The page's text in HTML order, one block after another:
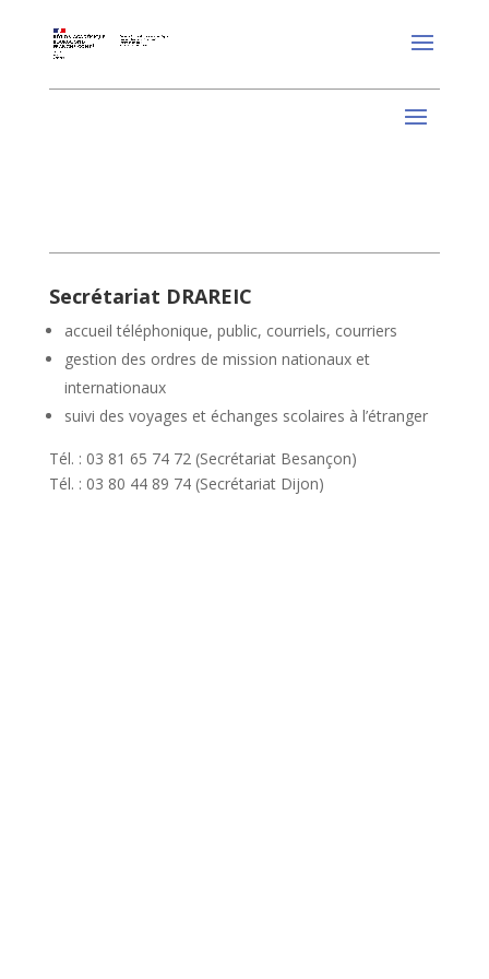
Secrétariat DRAREIC
accueil téléphonique, public, courriels, courriers
gestion des ordres de mission nationaux et
internationaux
suivi des voyages et échanges scolaires à l’étranger
Tél. : 03 81 65 74 72 (Secrétariat Besançon)
Tél. : 03 80 44 89 74 (Secrétariat Dijon)